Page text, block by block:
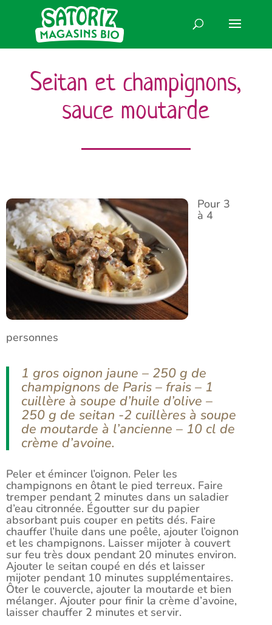
Seitan et champignons,
sauce moutarde
Pour 3
à 4
personnes
1 gros oignon jaune – 250 g de
champignons de Paris – frais – 1
cuillère à soupe d’huile d’olive –
250 g de seitan -2 cuillères à soupe
de moutarde à l’ancienne – 10 cl de
crème d’avoine.
Peler et émincer l’oignon. Peler les
champignons en ôtant le pied terreux. Faire
tremper pendant 2 minutes dans un saladier
d’eau citronnée. Égoutter sur du papier
absorbant puis couper en petits dés. Faire
chauffer l’huile dans une poêle, ajouter l’oignon
et les champignons. Laisser mijoter à couvert
sur feu très doux pendant 20 minutes environ.
Ajouter le seitan coupé en dés et laisser
mijoter pendant 10 minutes supplémentaires.
Ôter le couvercle, ajouter la moutarde et bien
mélanger. Ajouter pour finir la crème d’avoine,
laisser chauffer 2 minutes et servir.